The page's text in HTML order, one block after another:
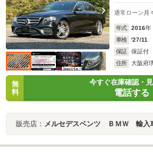
通常ローン 月
年式 2016年
車検
'27/11
保証
保証付
住所
大阪府
無
料
今すぐ在庫確認・
電話する
販売店： メルセデスベンツ ＢＭＷ 輸入